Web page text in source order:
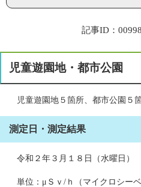
記事ID：
児童遊園地・都市公園
児童遊園地５箇所、都市公園５
測定日・測定結果
令和２年３月１８日（水曜日）
単位：μＳｖ/ｈ（マイクロシーベ